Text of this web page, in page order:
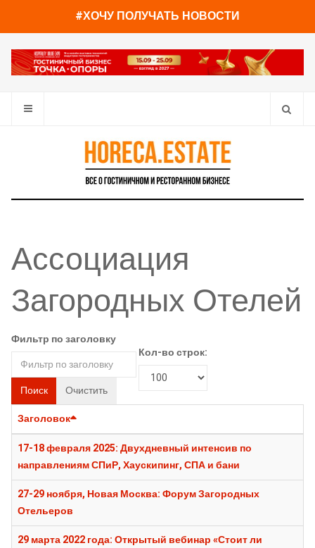
#ХОЧУ ПОЛУЧАТЬ НОВОСТИ
Ассоциация
Загородных Отелей
Фильтр по заголовку
Поиск Очистить
Кол-во строк:
Заголовок
17-18 февраля 2025: Двухдневный интенсив по
направлениям СПиР, Хаускипинг, СПА и бани
27-29 ноября, Новая Москва: Форум Загородных
Отельеров
29 марта 2022 года: Открытый вебинар «Стоит ли